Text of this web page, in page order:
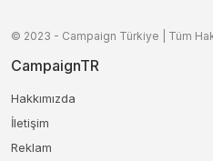
© 2023 - Campaign Türkiye | Tüm
CampaignTR
Hakkımızda
İletişim
Reklam